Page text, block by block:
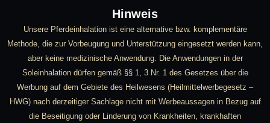
Hinweis
Unsere Pferdeinhalation ist eine alternative bzw. komplementäre
Methode, die zur Vorbeugung und Unterstützung eingesetzt werden kann,
aber keine medizinische Anwendung. Die Anwendungen in der
Soleinhalation dürfen gemäß §§ 1, 3 Nr. 1 des Gesetzes über die
Werbung auf dem Gebiete des Heilwesens (Heilmittelwerbegesetz –
HWG) nach derzeitiger Sachlage nicht mit Werbeaussagen in Bezug auf
die Beseitigung oder Linderung von Krankheiten, krankhaften